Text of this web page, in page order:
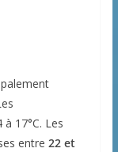
17°C. Les
entre 22 et